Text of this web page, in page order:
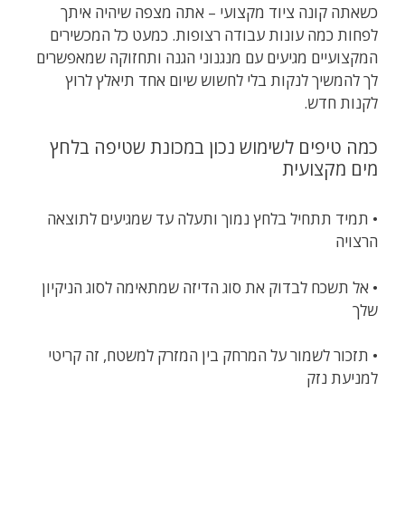
כשאתה קונה ציוד מקצועי – אתה מצפה שיהיה איתך
לפחות כמה עונות עבודה רצופות. כמעט כל המכשירים
המקצועיים מגיעים עם מנגנוני הגנה ותחזוקה שמאפשרים
לך להמשיך לנקות בלי לחשוש שיום אחד תיאלץ לרוץ
לקנות חדש.
כמה טיפים לשימוש נכון במכונת שטיפה בלחץ
מים מקצועית
• תמיד תתחיל בלחץ נמוך ותעלה עד שמגיעים לתוצאה
הרצויה
• אל תשכח לבדוק את סוג הדיזה שמתאימה לסוג הניקיון
שלך
• תזכור לשמור על המרחק בין המזרק למשטח, זה קריטי
למניעת נזק